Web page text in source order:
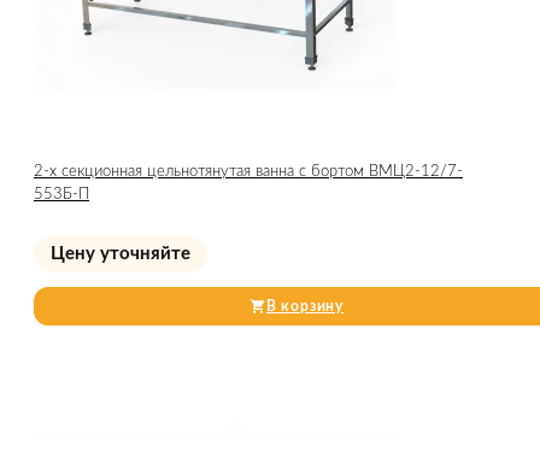
2-х секционная цельнотянутая ванна с бортом ВМЦ2-12/7-
553Б-П
Цену уточняйте
В корзину